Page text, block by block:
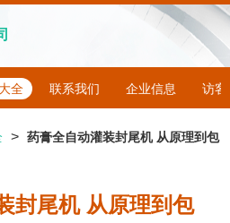
全 联系我们 企业信息 访客
> 药膏全自动灌装封尾机 从原理到包
封尾机 从原理到包